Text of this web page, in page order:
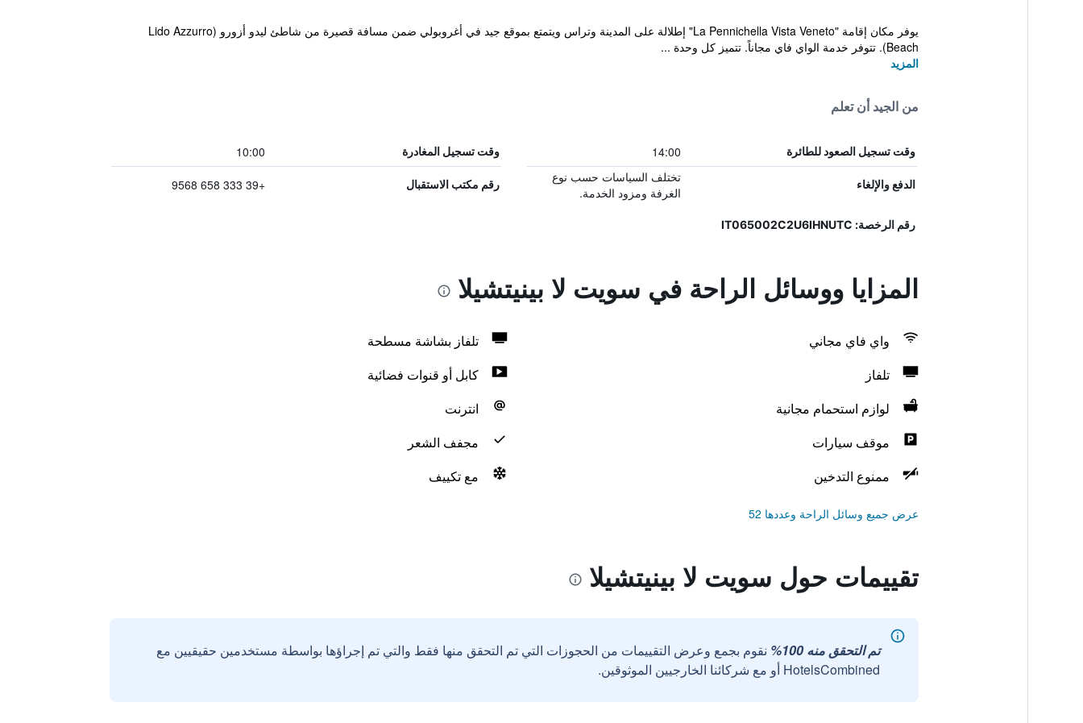
يوفر مكان إقامة "La Pennichella Vista Veneto" إطلالة على المدينة وتراس ويتمتع بموقع جيد في أغروبولي ضمن مسافة قصيرة من شاطئ ليدو أزورو (Lido Azzurro
Beach). تتوفر خدمة الواي فاي مجاناً. تتميز كل وحدة ...
المزيد
من الجيد أن تعلم
وقت تسجيل الصعود للطائرة 14:00 وقت تسجيل المغادرة 10:00
الدفع والإلغاء
تختلف السياسات حسب نوع
الغرفة ومزود الخدمة.
رقم مكتب الاستقبال +39 333 658 9568
رقم الرخصة: IT065002C2U6IHNUTC
المزايا ووسائل الراحة في سويت لا بينيتشيلا
واي فاي مجاني
تلفاز بشاشة مسطحة
تلفاز
كابل أو قنوات فضائية
لوازم استحمام مجانية
انترنت
موقف سيارات
مجفف الشعر
ممنوع التدخين
مع تكييف
عرض جميع وسائل الراحة وعددها 52
تقييمات حول سويت لا بينيتشيلا
تم التحقق منه 100%
نقوم بجمع وعرض التقييمات من الحجوزات التي تم التحقق منها فقط والتي تم إجراؤها بواسطة مستخدمين حقيقيين مع
HotelsCombined أو مع شركائنا الخارجيين الموثوقين.